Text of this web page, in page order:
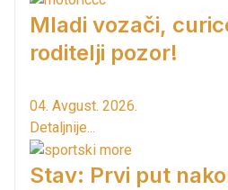
Mladi vozači,
roditelji pozor!
04. Avgust. 2026.
Detaljnije...
Stav: Prvi put